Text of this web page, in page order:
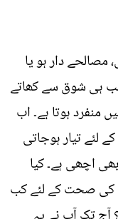
دار ہو یا
ہی شوق سے کھاتے
منفرد ہوتا ہے۔ اب
لئے تیار ہوجاتی
اچھی ہے۔ کیا
کی صحت کے لئے کب